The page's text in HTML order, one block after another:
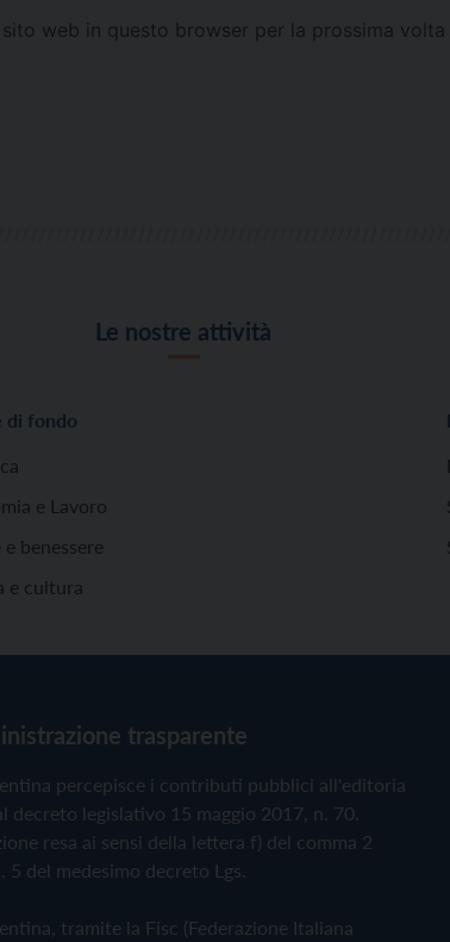
web in questo browser per la prossima
Le nostre attività
di fondo
e Lavoro
e benessere
e cultura
trasparente
percepisce i contributi pubblici all'editoria
decreto legislativo 15 maggio 2017, n. 70.
resa ai sensi della lettera f) del comma 2
5 del medesimo decreto Lgs.
tramite la Fisc (Federazione Italiana